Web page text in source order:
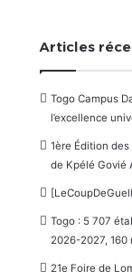
Articles
Togo Campus
l’excellence
1ère Édition
de Kpélé Govié
Togo : 5 707
2026-2027, 160
21e Foire de